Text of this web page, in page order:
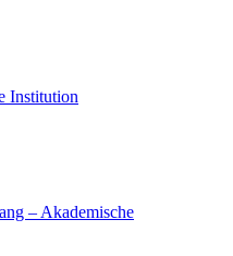
Institution
– Akademische